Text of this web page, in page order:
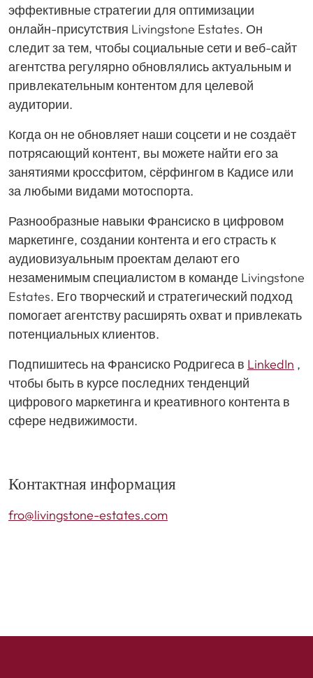
эффективные стратегии для оптимизации
онлайн-присутствия Livingstone Estates. Он
следит за тем, чтобы социальные сети и веб-сайт
агентства регулярно обновлялись актуальным и
привлекательным контентом для целевой
аудитории.
Когда он не обновляет наши соцсети и не создаёт
потрясающий контент, вы можете найти его за
занятиями кроссфитом, сёрфингом в Кадисе или
за любыми видами мотоспорта.
Разнообразные навыки Франсиско в цифровом
маркетинге, создании контента и его страсть к
аудиовизуальным проектам делают его
незаменимым специалистом в команде Livingstone
Estates. Его творческий и стратегический подход
помогает агентству расширять охват и привлекать
потенциальных клиентов.
Подпишитесь на Франсиско Родригеса в LinkedIn ,
чтобы быть в курсе последних тенденций
цифрового маркетинга и креативного контента в
сфере недвижимости.
Контактная информация
fro@livingstone-estates.com